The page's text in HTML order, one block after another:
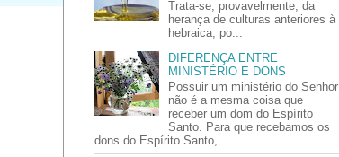
Trata-se, provavelmente, da
herança de culturas anteriores à
hebraica, po...
DIFERENÇA ENTRE
MINISTÉRIO E DONS
Possuir um ministério do Senhor
não é a mesma coisa que
receber um dom do Espírito
Santo. Para que recebamos os
dons do Espírito Santo, ...